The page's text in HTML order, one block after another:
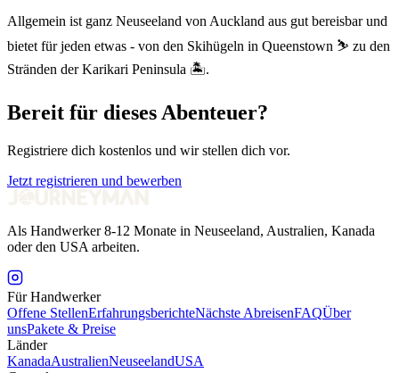
Allgemein ist ganz Neuseeland von Auckland aus gut bereisbar und
bietet für jeden etwas - von den Skihügeln in Queenstown ⛷️ zu den
Stränden der Karikari Peninsula 🏝️.
Bereit für dieses Abenteuer?
Registriere dich kostenlos und wir stellen dich vor.
Jetzt registrieren und bewerben
Als Handwerker 8-12 Monate in Neuseeland, Australien, Kanada
oder den USA arbeiten.
Für Handwerker
Offene StellenErfahrungsberichteNächste AbreisenFAQÜber
unsPakete & Preise
Länder
KanadaAustralienNeuseelandUSA